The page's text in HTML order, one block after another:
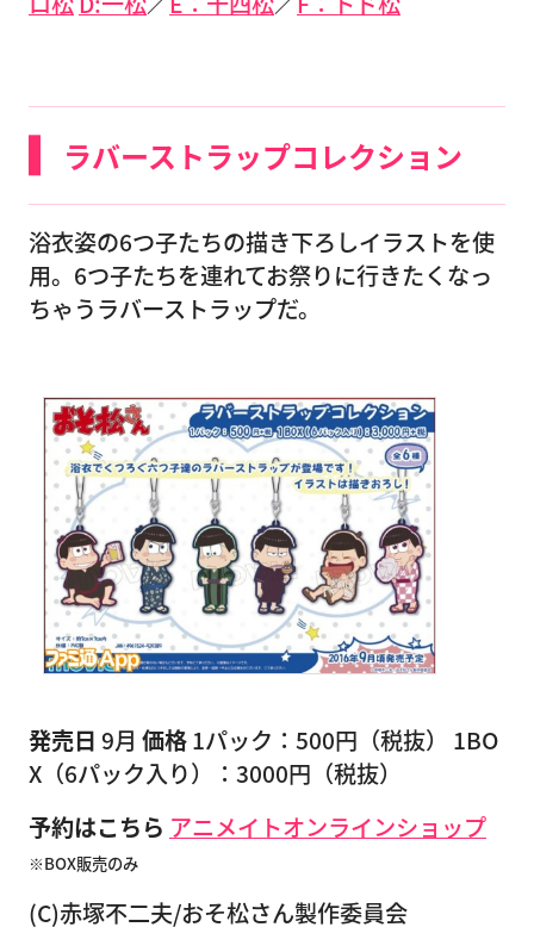
ラバーストラップコレクション
浴衣姿の6つ子たちの描き下ろしイラストを使
用。6つ子たちを連れてお祭りに行きたくなっ
ちゃうラバーストラップだ。
発売日 9月 価格1パック：500円（税抜） 1BO
X（6パック入り）：3000円（税抜）
予約はこちら アニメイトオンラインショップ
※BOX販売のみ
(C)赤塚不二夫/おそ松さん製作委員会